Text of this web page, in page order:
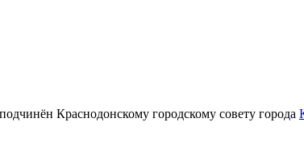
Краснодонскому городскому совету города